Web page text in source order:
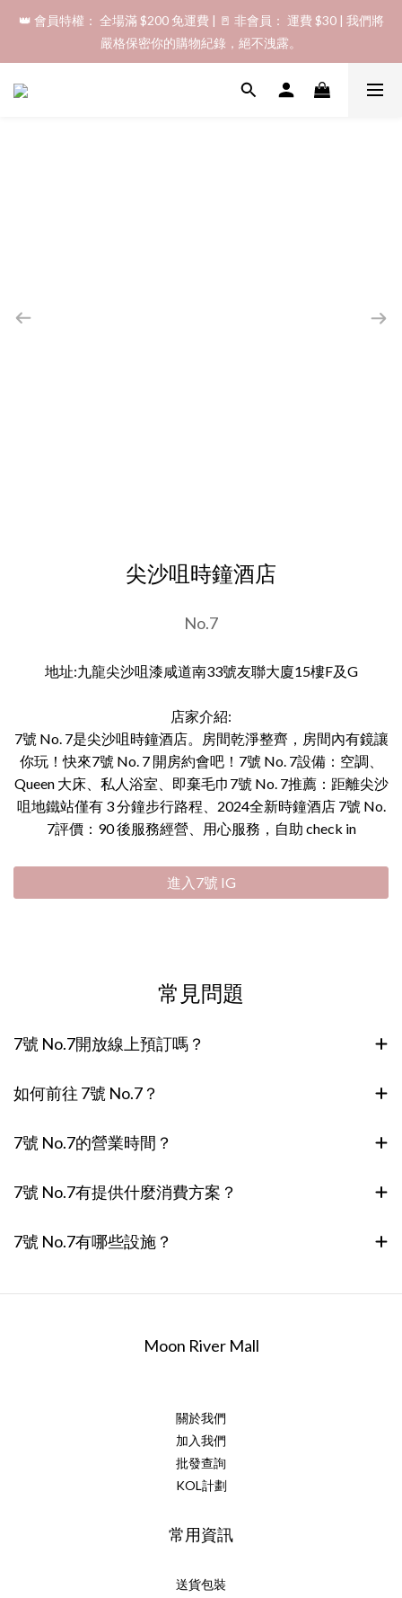
「保密出貨」（無店鋪資訊、一般紙箱）、隱私保護、加密付款、
立即註冊成為會員！
👑 會員特權： 全場滿 $200 免運費 | 🚪 非會員： 運費 $30 | 我們將
嚴格保密你的購物紀錄，絕不洩露。
「保密出貨」（無店鋪資訊、一般紙箱）、隱私保護、加密付款、
尖沙咀時鐘酒店
No.7
地址:九龍尖沙咀漆咸道南33號友聯大廈15樓F及G
店家介紹:
7號 No. 7是尖沙咀時鐘酒店。房間乾淨整齊，房間內有鏡讓
你玩！快來7號 No. 7 開房約會吧！7號 No. 7設備：空調、
Queen 大床、私人浴室、即棄毛巾7號 No. 7推薦：距離尖沙
咀地鐵站僅有 3 分鐘步行路程、2024全新時鐘酒店 7號 No.
7評價：90 後服務經營、用心服務，自助 check in
進入7號 IG
常見問題
7號 No.7開放線上預訂嗎？
如何前往 7號 No.7？
7號 No.7的營業時間？
7號 No.7有提供什麼消費方案？
7號 No.7有哪些設施？
Moon River Mall
關於我們
加入我們
批發查詢
KOL計劃
常用資訊
送貨包裝